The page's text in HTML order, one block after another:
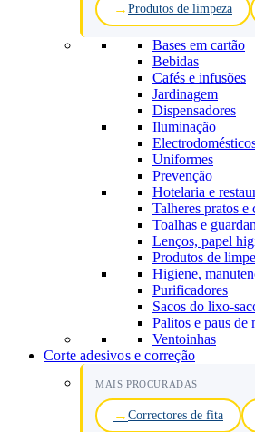
Produtos de limpeza
Bases em cartão
Bebidas
Cafés e infusões
Jardinagem
Dispensadores
Iluminação
Uniformes
Prevenção
Hotelaria e
Talheres pratos e
Toalhas e
Lenços, papel
Produtos de
Higiene,
Purificadores
Sacos do lixo-
Palitos e paus de
Ventoinhas
Corte adesivos e correção
MAIS PROCURADAS
Correctores de fita